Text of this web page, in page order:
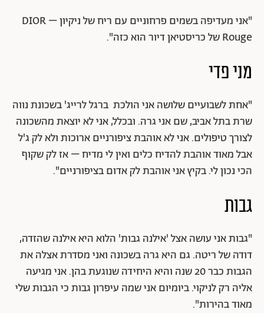
"אני מעדיפה בשמים פרחוניים עם ריח של ניקיון – DIOR
Rouge של כריסטיאן דיור הוא כזה".
מני פדי
"אחת לשבועיים שלושה אני הולכת ברגל לרייג' בשכונת נווה
שרת בתל אביב, שם אני גרה. ובכלל, אני לא יוצאת מהשכונה
לצורך טיפולים. אני לא אוהבת ציפורניים ארוכות ולא לק ג'ל
אבל מאוד אוהבת להדיח כלים ואין לי מדיח – אז לק שקוף
הכי נכון לי. בקיץ אני אוהבת לק אדום בציפורניים".
גבות
"גבות אני עושה אצל 'אילנה גבות' הלוא היא אילנה שהזדה,
דודה של ריטה. גם היא גרה בשכונה ואני מסדרת אצלה את
הגבות כבר 20 שנה והיא היחידה שנוגעת בהן. אני מגיעה
אליה רק לניקוי. ביומיום אני שמה עיפרון גבות כי הגבות שלי
מאוד בהירות".